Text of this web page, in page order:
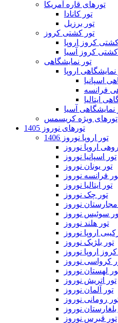
تورهای قاره آمریکا
تور کانادا
تور برزیل
تور کشتی کروز
کروز اروپا
کشتی کروز آسیا
تور نمایشگاهی
نمایشگاهی اروپا
اسپانیا
فرانسه
ایتالیا
نمایشگاهی آسیا
تورهای ویژه کریسمس
تورهای نوروز 1405
تور اروپا نوروز 1406
اروپا نوروز
تور اسپانیا نوروز
تور یونان نوروز
فرانسه نوروز
تور ایتالیا نوروز
تور چک نوروز
مجارستان نوروز
سوئیس نوروز
تور هلند نوروز
اروپا نوروز
تور بلژیک نوروز
اروپا نوروز
کرواسی نوروز
لهستان نوروز
تور اتریش نوروز
تور آلمان نوروز
رومانی نوروز
بلغارستان نوروز
تور قبرس نوروز